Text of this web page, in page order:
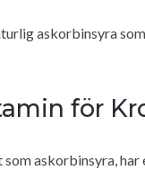
askorbinsyra
för
som askorbinsyra,